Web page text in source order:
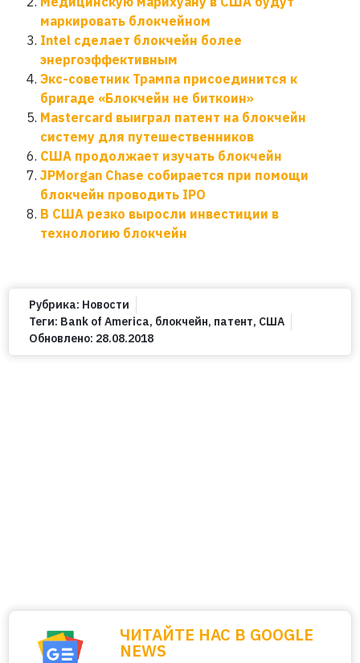
маркировать блокчейном
Intel сделает блокчейн более
энергоэффективным
Экс-советник Трампа присоединится к
бригаде «Блокчейн не биткоин»
Mastercard выиграл патент на блокчейн
систему для путешественников
США продолжает изучать блокчейн
JPMorgan Chase собирается при помощи
блокчейн проводить IPO
В США резко выросли инвестиции в
технологию блокчейн
Рубрика: Новости
Теги: Bank of America, блокчейн, патент, США
Обновлено: 28.08.2018
ЧИТАЙТЕ НАС В GOOGLE
NEWS